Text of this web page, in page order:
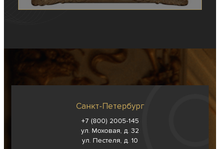
Санкт-Петербург
+7 (800) 2005-145
ул. Моховая, д. 32
ул. Пестеля, д. 10